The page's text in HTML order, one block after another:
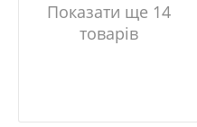
Показати ще 14
товарів